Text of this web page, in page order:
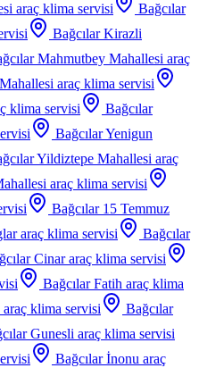
araç klima servisi
Bağcılar
Bağcılar Kirazli
Mahmutbey Mahallesi araç
araç klima servisi
klima servisi
Bağcılar
Bağcılar Yenigun
Yildiztepe Mahallesi araç
araç klima servisi
Bağcılar 15 Temmuz
araç klima servisi
Bağcılar
Cinar araç klima servisi
Bağcılar Fatih araç klima
araç klima servisi
Bağcılar
Gunesli araç klima servisi
Bağcılar İnonu araç